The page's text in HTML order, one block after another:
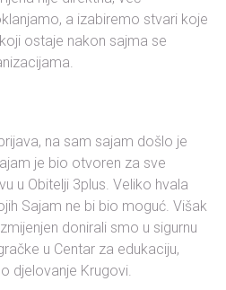
a izabiremo stvari koje
ostaje nakon sajma se
na sam sajam došlo je
je bio otvoren za sve
u Obitelji 3plus. Veliko hvala
Sajam ne bi bio moguć. Višak
donirali smo u sigurnu
u Centar za edukaciju,
djelovanje Krugovi.